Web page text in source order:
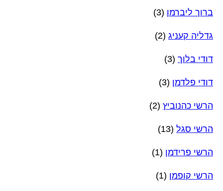
ברוך ליברמן (3)
גדליה קעניג (2)
דודי בלוך (3)
דודי פלדמן (3)
הרשי כהנוביץ (2)
הרשי סגל (13)
הרשי פרידמן (1)
הרשי קופמן (1)